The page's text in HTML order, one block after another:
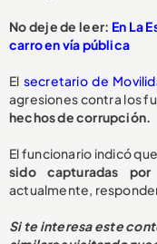
No deje de leer: En La
carro en vía pública
El secretario de
agresiones contra los
hechos de corrupción.
El funcionario indicó
sido capturadas
actualmente,
Si te interesa este